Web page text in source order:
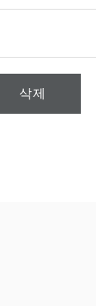
삭제